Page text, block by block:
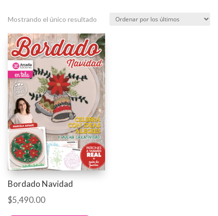
Mostrando el único resultado
Bordado Navidad
$5,490.00